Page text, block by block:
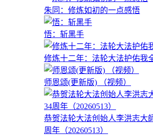
朱同：修炼如初的一点感悟
悟：斩黑手
修炼十二年：法轮大法护佑我
师恩颂(更新版) （视频）
恭贺法轮大法创始人李洪志大
周年（20260513）